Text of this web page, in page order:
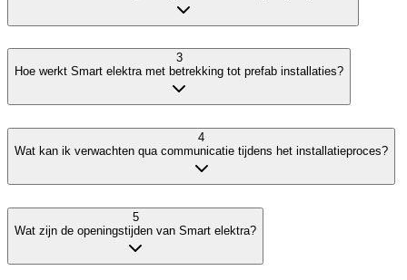
3
Hoe werkt Smart elektra met betrekking tot prefab installaties?
4
Wat kan ik verwachten qua communicatie tijdens het installatieproces?
5
Wat zijn de openingstijden van Smart elektra?